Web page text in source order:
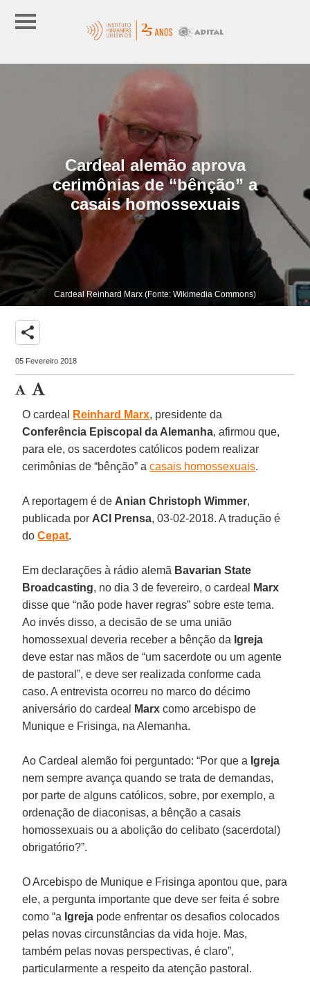
Cardeal alemão aprova
cerimônias de “bênção” a
casais homossexuais
Cardeal Reinhard Marx (Fonte: Wikimedia Commons)
share
05 Fevereiro 2018
O cardeal Reinhard Marx, presidente da
Conferência Episcopal da Alemanha, afirmou que,
para ele, os sacerdotes católicos podem realizar
cerimônias de “bênção” acasais homossexuais.
A reportagem é de Anian Christoph Wimmer,
publicada por ACI Prensa, 03-02-2018. A tradução é
doCepat.
Em declarações à rádio alemã Bavarian State
Broadcasting, no dia 3 de fevereiro, o cardeal
Marx
disse que “não pode haver regras” sobre este tema.
Ao invés disso, a decisão de se uma união
homossexual deveria receber a bênção da Igreja
deve estar nas mãos de “um sacerdote ou um agente
de pastoral”, e deve ser realizada conforme cada
caso. A entrevista ocorreu no marco do décimo
aniversário do cardeal
Marx como arcebispo de
Munique e Frisinga, na Alemanha.
Ao Cardeal alemão foi perguntado: “Por que a Igreja
nem sempre avança quando se trata de demandas,
por parte de alguns católicos, sobre, por exemplo, a
ordenação de diaconisas, a bênção a casais
homossexuais ou a abolição do celibato (sacerdotal)
obrigatório?”.
O Arcebispo de Munique e Frisinga apontou que, para
ele, a pergunta importante que deve ser feita é sobre
como “a Igreja pode enfrentar os desafios colocados
pelas novas circunstâncias da vida hoje. Mas,
também pelas novas perspectivas, é claro”,
particularmente a respeito da atenção pastoral.